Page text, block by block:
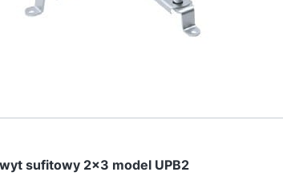
sufitowy 2x3 model UPB2